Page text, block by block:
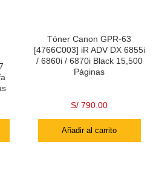
Tóner Canon GPR-63
[4766C003] iR ADV DX 6855i
/ 6860i / 6870i Black 15,500
Páginas
S/ 790.00
Añadir al carrito